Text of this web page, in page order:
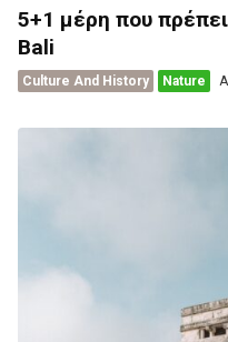
5+1 μέρη που
Bali
Culture And History Nature